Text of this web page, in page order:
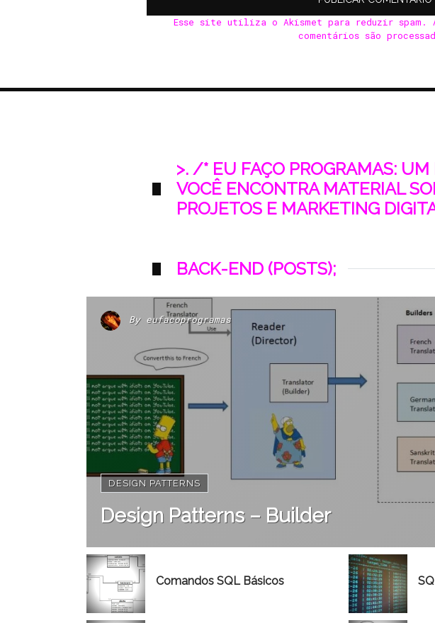
Esse site utiliza o Akismet para reduzir spam.
comentários são
>. /* EU FAÇO PROGRAMAS:
VOCÊ ENCONTRA MATERIAL
PROJETOS E MARKETING
BACK-END (POSTS);
By eufacoprogramas
DESIGN PATTERNS
Design Patterns – Builder
Comandos SQL Básicos